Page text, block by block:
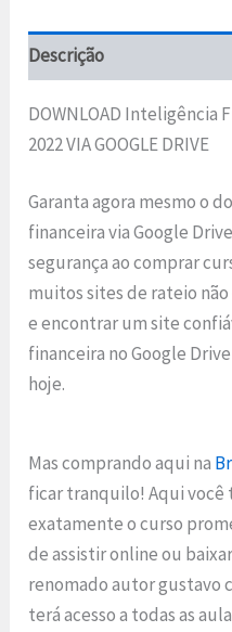
Descrição
DOWNLOAD Inteligência
2022 VIA GOOGLE DRIVE
Garanta agora mesmo o
financeira via Google
segurança ao comprar
muitos sites de rateio
e encontrar um site
financeira no Google
hoje.
Mas comprando aqui na
ficar tranquilo! Aqui você
exatamente o curso
de assistir online ou
renomado autor gustavo
terá acesso a todas as